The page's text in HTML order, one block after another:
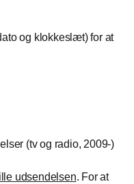
og klokkeslæt) for at
(tv og radio, 2009-)
udsendelsen. For at